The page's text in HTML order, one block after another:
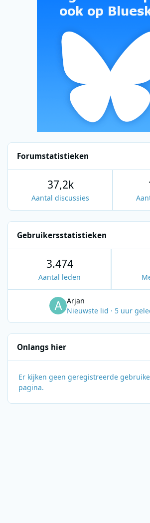
Forumstatistieken
Aantal discussies
37,2k
Gebruikersstatistieken
3.474
Aantal leden
Arjan
Nieuwste lid · 5 uur
Onlangs hier
Er kijken geen geregistreerde
pagina.